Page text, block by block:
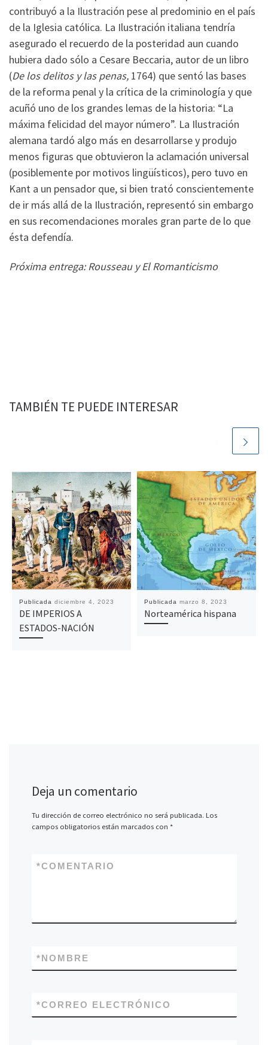
contribuyó a la Ilustración pese al predominio en el país
de la Iglesia católica. La Ilustración italiana tendría
asegurado el recuerdo de la posteridad aun cuando
hubiera dado sólo a Cesare Beccaria, autor de un libro
(De los delitos y las penas, 1764) que sentó las bases
de la reforma penal y la crítica de la criminología y que
acuñó uno de los grandes lemas de la historia: “La
máxima felicidad del mayor número”. La Ilustración
alemana tardó algo más en desarrollarse y produjo
menos figuras que obtuvieron la aclamación universal
(posiblemente por motivos lingüísticos), pero tuvo en
Kant a un pensador que, si bien trató conscientemente
de ir más allá de la Ilustración, representó sin embargo
en sus recomendaciones morales gran parte de lo que
ésta defendía.
Próxima entrega: Rousseau y El Romanticismo
TAMBIÉN TE PUEDE INTERESAR
Publicada diciembre 4, 2023
DE IMPERIOS A
ESTADOS-NACIÓN
Publicada marzo 8, 2023
Norteamérica hispana
Deja un comentario
Tu dirección de correo electrónico no será publicada. Los
campos obligatorios están marcados con *
COMENTARIO
*
NOMBRE
*
CORREO ELECTRÓNICO
*